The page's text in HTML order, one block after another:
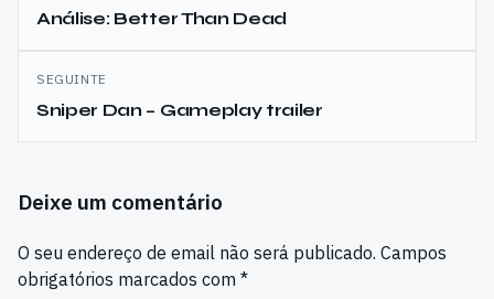
de
artigos
Análise: Better Than Dead
SEGUINTE
Sniper Dan – Gameplay trailer
Deixe um comentário
O seu endereço de email não será publicado. Campos
obrigatórios marcados com *